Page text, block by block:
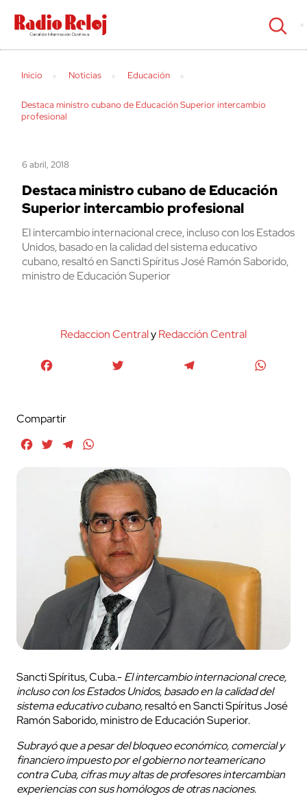
cerrar
Inicio Noticias Educación
Destaca ministro cubano de Educación Superior intercambio
profesional
6 abril, 2018
Destaca ministro cubano de Educación
Superior intercambio profesional
El intercambio internacional crece, incluso con los Estados
Unidos, basado en la calidad del sistema educativo
cubano, resaltó en Sancti Spíritus José Ramón Saborido,
ministro de Educación Superior
Redaccion CentralyRedacción Central
Compartir
FacebookTwitterTelegram
Sancti Spíritus, Cuba.-El intercambio internacional crece,
incluso con los Estados Unidos, basado en la calidad del
sistema educativo cubano,resaltó en Sancti Spíritus José
Ramón Saborido, ministro de Educación Superior.
Subrayó que a pesar del bloqueo económico, comercial y
financiero impuesto por el gobierno norteamericano
contra Cuba, cifras muy altas de profesores intercambian
experiencias con sus homólogos de otras naciones.